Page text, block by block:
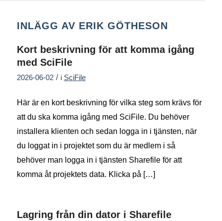
INLÄGG AV ERIK GÖTHESON
Kort beskrivning för att komma igång
med SciFile
2026-06-02 / i SciFile
Här är en kort beskrivning för vilka steg som krävs för
att du ska komma igång med SciFile. Du behöver
installera klienten och sedan logga in i tjänsten, när
du loggat in i projektet som du är medlem i så
behöver man logga in i tjänsten Sharefile för att
komma åt projektets data. Klicka på […]
Lagring från din dator i Sharefile